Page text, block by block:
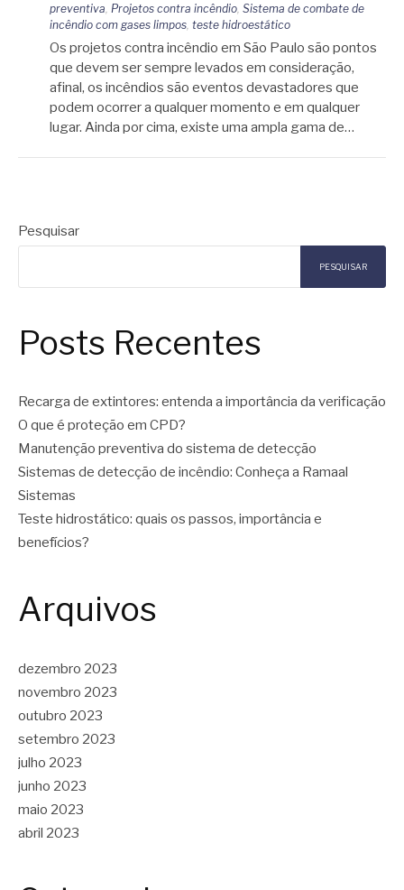
preventiva Projetos contra incêndio Sistema de combate de
incêndio com gases limpos teste hidroestático
Os projetos contra incêndio em São Paulo são pontos
que devem ser sempre levados em consideração,
afinal, os incêndios são eventos devastadores que
podem ocorrer a qualquer momento e em qualquer
lugar. Ainda por cima, existe uma ampla gama de…
Pesquisar
PESQUISAR
Posts Recentes
Recarga de extintores: entenda a importância da verificação
O que é proteção em CPD?
Manutenção preventiva do sistema de detecção
Sistemas de detecção de incêndio: Conheça a Ramaal
Sistemas
Teste hidrostático: quais os passos, importância e
benefícios?
Arquivos
dezembro 2023
novembro 2023
outubro 2023
setembro 2023
julho 2023
junho 2023
maio 2023
abril 2023